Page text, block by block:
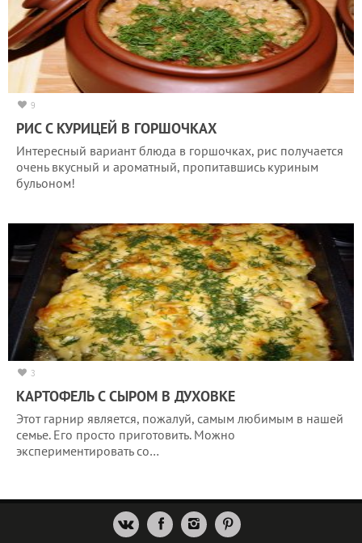
9
РИС С КУРИЦЕЙ В ГОРШОЧКАХ
Интересный вариант блюда в горшочках, рис получается
очень вкусный и ароматный, пропитавшись куриным
бульоном!
3
КАРТОФЕЛЬ С СЫРОМ В ДУХОВКЕ
Этот гарнир является, пожалуй, самым любимым в нашей
семье. Его просто приготовить. Можно
экспериментировать со…